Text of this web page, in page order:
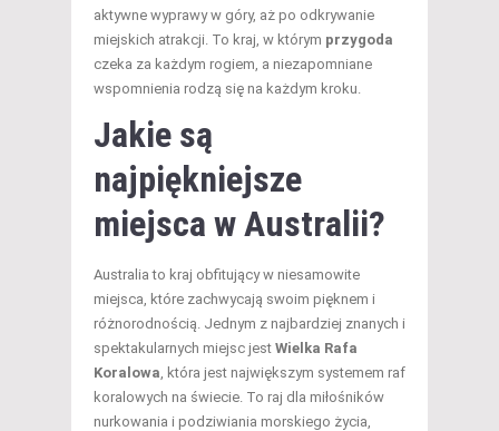
aktywne wyprawy w góry, aż po odkrywanie
miejskich atrakcji. To kraj, w którym przygoda
czeka za każdym rogiem, a niezapomniane
wspomnienia rodzą się na każdym kroku.
Jakie są
najpiękniejsze
miejsca w Australii?
Australia to kraj obfitujący w niesamowite
miejsca, które zachwycają swoim pięknem i
różnorodnością. Jednym z najbardziej znanych i
spektakularnych miejsc jest Wielka Rafa
Koralowa , która jest największym systemem raf
koralowych na świecie. To raj dla miłośników
nurkowania i podziwiania morskiego życia,